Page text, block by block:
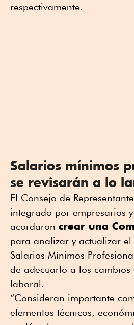
respectivamente.
Salarios mínimos
se revisarán a lo
El Consejo de
integrado por empresarios
acordaron crear una
para analizar y actualizar el
Salarios Mínimos
de adecuarlo a los cambios
laboral.
“Consideran importante
elementos técnicos,